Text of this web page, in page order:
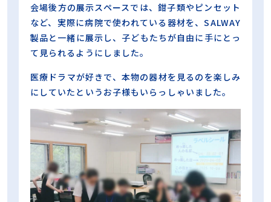
会場後方の展示スペースでは、鉗子類やピンセット
など、実際に病院で使われている器材を、SALWAY
製品と一緒に展示し、子どもたちが自由に手にとっ
て見られるようにしました。
医療ドラマが好きで、本物の器材を見るのを楽しみ
にしていたというお子様もいらっしゃいました。